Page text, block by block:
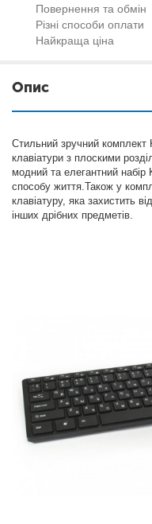
Повернення та обмін
Різні способи оплати
Найкраща ціна
Опис
Стильний зручний комплект
клавіатури з плоскими
модний та елегантний набір
способу життя.Також у
клавіатуру, яка захистить
інших дрібних предметів.